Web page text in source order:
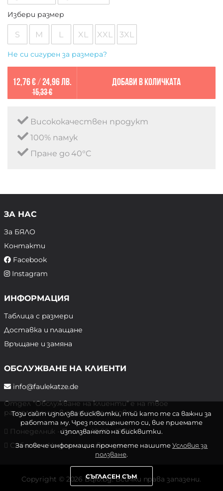
Избери размер
S M L XL XXL 3XL
Не си сигурен за размера?
12,76 €/ 24,96 лв.
15,33 €
Добави в количката
Висококачествен продукт
100% памук
Пране до 40°C
ЗА НАС
За БЯЛО
Контакти
Facebook
Instagram
ИНФОРМАЦИЯ
Таблица с размери
Доставка и плащане
Връщане и замяна
ОБСЛУЖВАНЕ НА КЛИЕНТИ
info@faulekatze.de
Отдел "Обслужване на клиенти" е на твое
разположение в следните часове:
Понеделник - Петък: 10:00 - 19:00 ч.
Събота и Неделя: почивен ден
Copyright © 2026 Bqlo.bg. Всички права запазени.
Този сайт използва бисквитки, тъй като те са важни за
работата му. Чрез посещението си, вие приемате
използването на бисквитки.
За повече информация прочетете нашитеУсловия за
ползване.
СЪГЛАСЕН СЪМ